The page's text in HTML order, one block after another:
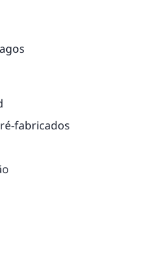
fabricados